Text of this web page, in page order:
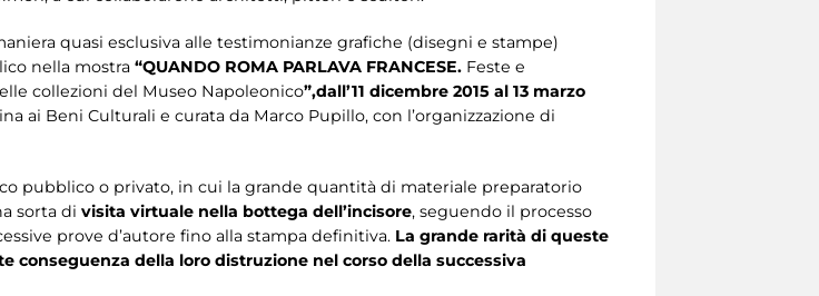
quasi esclusiva alle testimonianze grafiche (disegni e stampe)
nella mostra “QUANDO ROMA PARLAVA FRANCESE. Feste e
collezioni del Museo Napoleonico”,dall’11 dicembre 2015 al 13 marzo
ai Beni Culturali e curata da Marco Pupillo, con l’organizzazione di
pubblico o privato, in cui la grande quantità di materiale preparatorio
sorta di visita virtuale nella bottega dell’incisore, seguendo il processo
prove d’autore fino alla stampa definitiva. La grande rarità di queste
della loro distruzione nel corso della successiva